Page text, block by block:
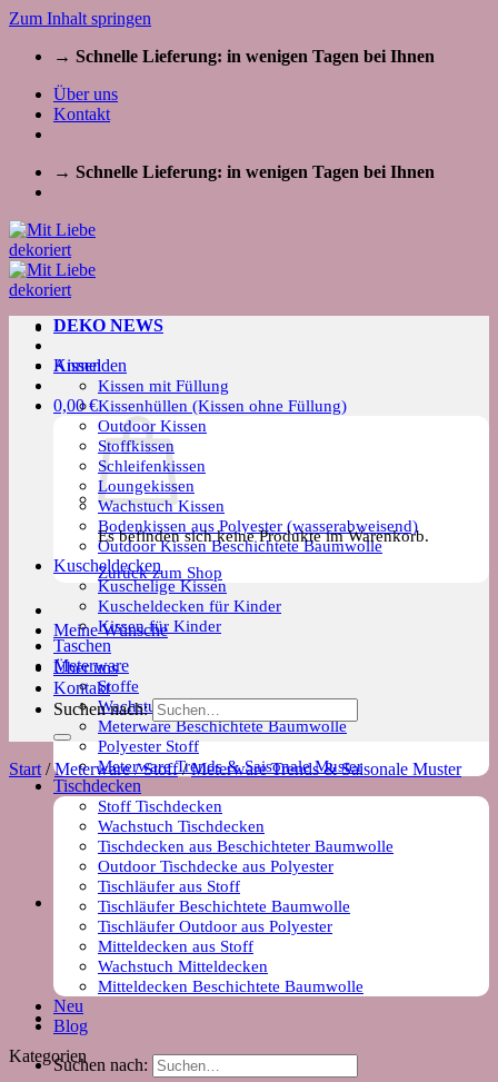
Zum Inhalt springen
→ Schnelle Lieferung: in wenigen Tagen bei Ihnen
Über uns
Kontakt
→ Schnelle Lieferung: in wenigen Tagen bei Ihnen
Kissen
Kissen mit Füllung
Kissenhüllen (Kissen ohne Füllung)
Outdoor Kissen
Stoffkissen
Schleifenkissen
Loungekissen
Wachstuch Kissen
Bodenkissen aus Polyester (wasserabweisend)
Outdoor Kissen Beschichtete Baumwolle
Kuscheldecken
Kuschelige Kissen
Kuscheldecken für Kinder
Kissen für Kinder
Taschen
Meterware
Stoffe
Wachstuch Stoff
Meterware Beschichtete Baumwolle
Polyester Stoff
Meterware Trends & Saisonale Muster
Tischdecken
Stoff Tischdecken
Wachstuch Tischdecken
Tischdecken aus Beschichteter Baumwolle
Outdoor Tischdecke aus Polyester
Tischläufer aus Stoff
Tischläufer Beschichtete Baumwolle
Tischläufer Outdoor aus Polyester
Mitteldecken aus Stoff
Wachstuch Mitteldecken
Mitteldecken Beschichtete Baumwolle
Neu
Blog
Suchen nach:
DEKO NEWS
Anmelden
0,00€
Es befinden sich keine Produkte im Warenkorb.
Zurück zum Shop
Meine Wünsche
Über uns
Kontakt
Suchen nach:
Start / Meterware / Stoff / Meterware Trends & Saisonale Muster
Kategorien